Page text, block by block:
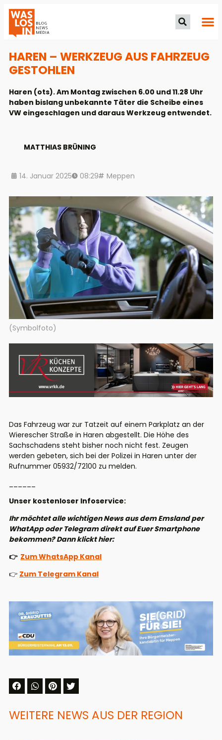
HAREN – WERKZEUG AUS FAHRZEUG
GESTOHLEN
Haren (ots). Am Montag zwischen 6.00 und 11.28 Uhr
haben bislang unbekannte Täter die Scheibe eines
VW eingeschlagen und daraus Werkzeug entwendet.
MATTHIAS BRÜNING
14. Januar 2025 08:29 Meppen
(Symbolfoto)
Das Fahrzeug war zur Tatzeit auf einem Parkplatz an der
Wierescher Straße in Haren abgestellt. Die Höhe des
Sachschadens steht bisher noch nicht fest. Zeugen
werden gebeten, sich bei der Polizei in Haren unter der
Rufnummer 05932/72100 zu melden.
Unser kostenloser Infoservice:
Ihr möchtet alle wichtigen News aus dem Emsland per
WhatApp oder Telegram direkt auf Euer Smartphone
bekommen? Dann klickt hier:
👉 Zum WhatsApp Kanal
👉 Zum Telegram Kanal
WEITERE NEWS AUS DER REGION